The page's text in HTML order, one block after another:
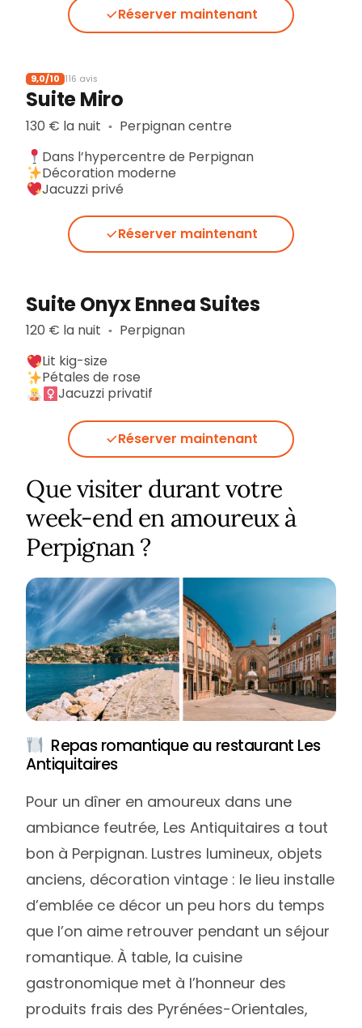
Réserver maintenant
9,0/10 116 avis
Suite Miro
130 € la nuit ▪︎ Perpignan centre
Dans l’hypercentre de Perpignan
Décoration moderne
Jacuzzi privé
Réserver maintenant
Suite Onyx Ennea Suites
120 € la nuit ▪︎ Perpignan
Lit kig-size
Pétales de rose
Jacuzzi privatif
Réserver maintenant
Que visiter durant votre
week-end en amoureux à
Perpignan ?
Repas romantique au restaurant Les
Antiquitaires
Pour un dîner en amoureux dans une
ambiance feutrée, Les Antiquitaires a tout
bon à Perpignan. Lustres lumineux, objets
anciens, décoration vintage : le lieu installe
d’emblée ce décor un peu hors du temps
que l’on aime retrouver pendant un séjour
romantique. À table, la cuisine
gastronomique met à l’honneur des
produits frais des Pyrénées-Orientales,